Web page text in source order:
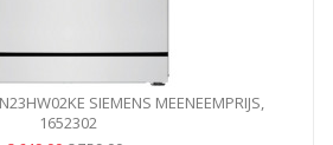
SIEMENS MEENEEMPRIJS,
LEVERING...
1652302